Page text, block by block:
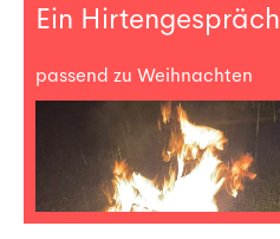
Ein Hirtengespräch
passend zu Weihnachten